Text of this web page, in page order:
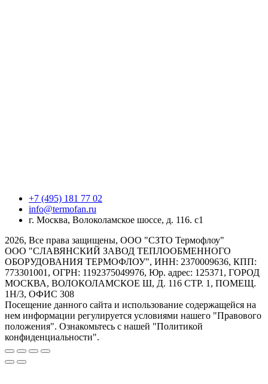
+7 (495) 181 77 02
info@termofan.ru
г. Москва, Волоколамское шоссе, д. 116. с1
2026, Все права защищены, ООО "СЗТО Термофлоу"
ООО "СЛАВЯНСКИЙ ЗАВОД ТЕПЛООБМЕННОГО
ОБОРУДОВАНИЯ ТЕРМОФЛОУ", ИНН: 2370009636, КПП:
773301001, ОГРН: 1192375049976, Юр. адрес: 125371, ГОРОД
МОСКВА, ВОЛОКОЛАМСКОЕ Ш, Д. 116 СТР. 1, ПОМЕЩ.
1Н/3, ОФИС 308
Посещение данного сайта и использование содержащейся на
нем информации регулируется условиями нашего "Правового
положения". Ознакомьтесь с нашей "Политикой
конфиденциальности".